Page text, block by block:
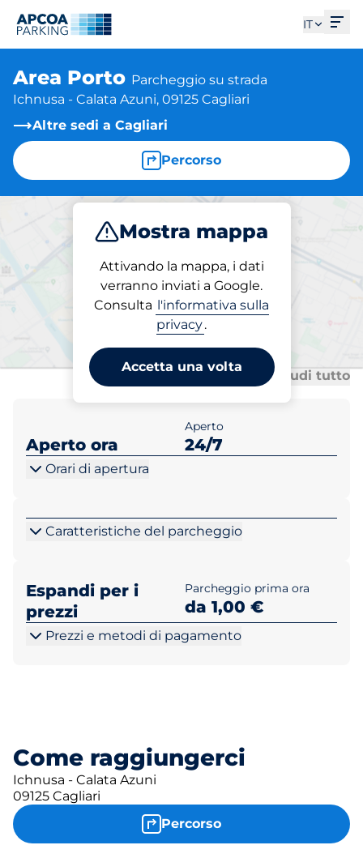
IT
Area Porto Parcheggio su strada
Ichnusa - Calata Azuni, 09125 Cagliari
Altre sedi a Cagliari
Percorso
Mostra mappa
Attivando la mappa, i dati
verranno inviati a Google.
Consulta l'informativa sulla
privacy.
Accetta una volta
Parcheggio Ricarica
Ricarica in loco
Area Porto
Mostra tutto Chiudi tutto
Aperto ora
Aperto
24/7
Orari di apertura
Caratteristiche del parcheggio
Espandi per i
prezzi
Parcheggio prima ora
da 1,00 €
Prezzi e metodi di pagamento
Come raggiungerci
Ichnusa - Calata Azuni
09125 Cagliari
Percorso